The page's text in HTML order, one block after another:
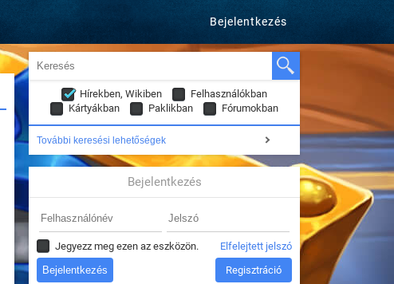
Bejelentkezés
Hírekben, Wikiben
Felhasználókban
Kártyákban
Paklikban Fórumokban
További keresési lehetőségek
Bejelentkezés
Jegyezz meg ezen az eszközön. Elfelejtett jelszó
Regisztráció